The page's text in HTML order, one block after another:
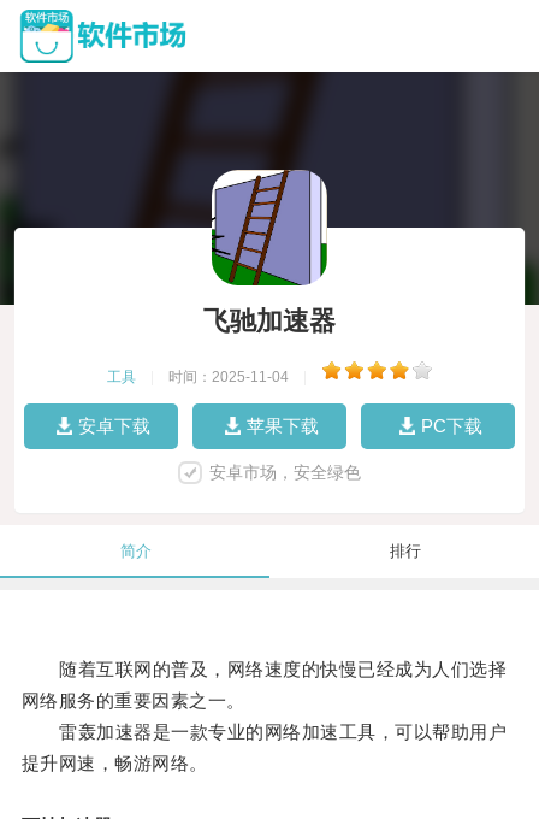
飞驰加速器
工具 时间：2025-11-04
安卓下载 苹果下载 PC下载
安卓市场，安全绿色
简介 排行
随着互联网的普及，网络速度的快慢已经成为人们选择
网络服务的重要因素之一。
雷轰加速器是一款专业的网络加速工具，可以帮助用户
提升网速，畅游网络。